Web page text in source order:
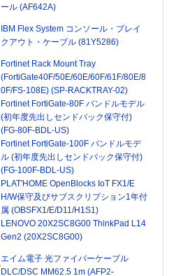
ール (AF642A)
IBM Flex System コンソール・ブレイ
クアウト・ケーブル (81Y5286)
Fortinet Rack Mount Tray
(FortiGate40F/50E/60E/60F/61F/80E/8
0F/FS-108E) (SP-RACKTRAY-02)
Fortinet FortiGate-80F バンドルモデル
(初年度先出しセンドバック保守付)
(FG-80F-BDL-US)
Fortinet FortiGate-100F バンドルモデ
ル (初年度先出しセンドバック保守付)
(FG-100F-BDL-US)
PLAT'HOME OpenBlocks IoT FX1/E
H/W保守及びサブスクリプション1年付
属 (OBSFX1/E/D11/H1S1)
LENOVO 20X2SC8G00 ThinkPad L14
Gen2 (20X2SC8G00)
エイム電子 光ファイバーケーブル
DLC/DSC MM62.5 1m (AFP2-